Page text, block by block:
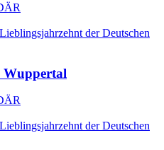
der Deutschen
Wuppertal
der Deutschen